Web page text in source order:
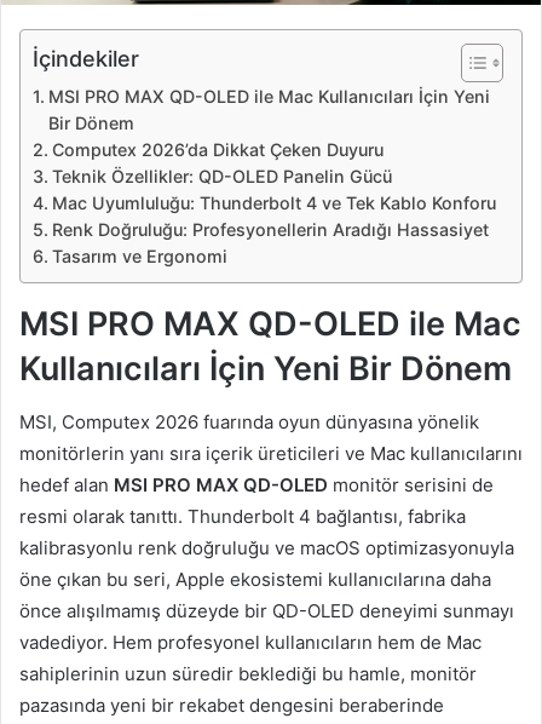
m
e
k
İçindekiler
MSI PRO MAX QD-OLED ile Mac Kullanıcıları İçin Yeni
Bir Dönem
Computex 2026’da Dikkat Çeken Duyuru
Teknik Özellikler: QD-OLED Panelin Gücü
Mac Uyumluluğu: Thunderbolt 4 ve Tek Kablo Konforu
Renk Doğruluğu: Profesyonellerin Aradığı Hassasiyet
Tasarım ve Ergonomi
MSI PRO MAX QD-OLED ile Mac
Kullanıcıları İçin Yeni Bir Dönem
MSI, Computex 2026 fuarında oyun dünyasına yönelik
monitörlerin yanı sıra içerik üreticileri ve Mac kullanıcılarını
hedef alan MSI PRO MAX QD-OLED monitör serisini de
resmi olarak tanıttı. Thunderbolt 4 bağlantısı, fabrika
kalibrasyonlu renk doğruluğu ve macOS optimizasyonuyla
öne çıkan bu seri, Apple ekosistemi kullanıcılarına daha
önce alışılmamış düzeyde bir QD-OLED deneyimi sunmayı
vadediyor. Hem profesyonel kullanıcıların hem de Mac
sahiplerinin uzun süredir beklediği bu hamle, monitör
pazasında yeni bir rekabet dengesini beraberinde